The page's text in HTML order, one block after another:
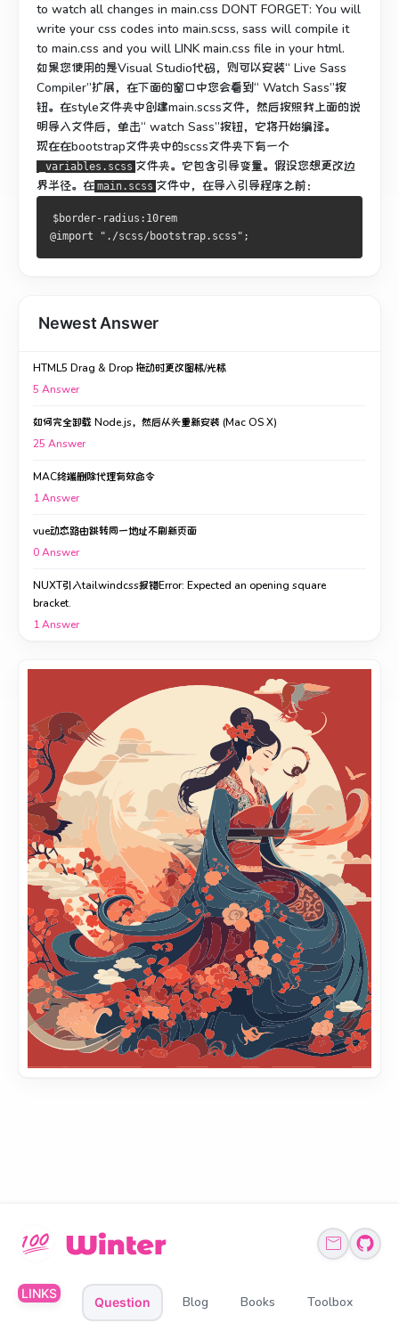
to watch all changes in main.css DONT FORGET: You will
write your css codes into main.scss, sass will compile it
to main.css and you will LINK main.css file in your html.
如果您使用的是Visual Studio代码，则可以安装“ Live Sass
Compiler”扩展，在下面的窗口中您会看到“ Watch Sass”按
钮。 在style文件夹中创建main.scss文件，然后按照我上面的说
明导入文件后，单击“ watch Sass”按钮，它将开始编译。
现在在bootstrap文件夹中的scss文件夹下有一个
_variables.scss 文件夹。 它包含引导变量。 假设您想更改边
界半径。 在 main.scss 文件中，在导入引导程序之前：
$border-radius:10rem
@import "./scss/bootstrap.scss";
Newest Answer
HTML5 Drag & Drop 拖动时更改图标/光标
5 Answer
如何完全卸载 Node.js，然后从头重新安装 (Mac OS X)
25 Answer
MAC终端删除代理有效命令
1Answer
vue动态路由跳转同一地址不刷新页面
0Answer
NUXT引入tailwindcss报错Error: Expected an opening square
bracket.
1Answer
LINKS
Question Blog Books Toolbox